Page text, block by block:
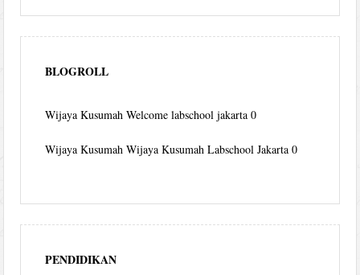
BLOGROLL
Wijaya Kusumah Welcome labschool jakarta 0
Wijaya Kusumah Wijaya Kusumah Labschool Jakarta 0
PENDIDIKAN